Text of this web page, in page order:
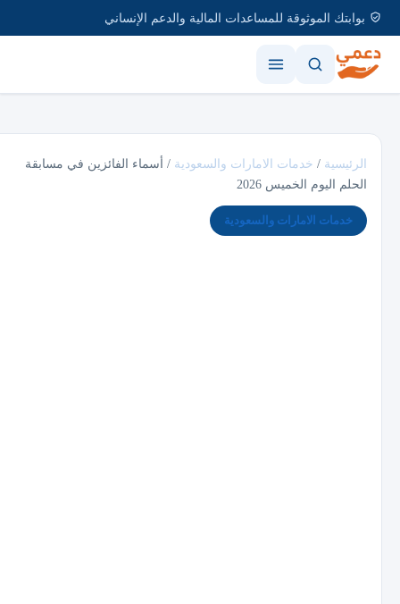
بوابتك الموثوقة للمساعدات المالية والدعم الإنساني
الرئيسية / خدمات الامارات والسعودية / أسماء الفائزين في مسابقة
الحلم اليوم الخميس 2026
خدمات الامارات والسعودية